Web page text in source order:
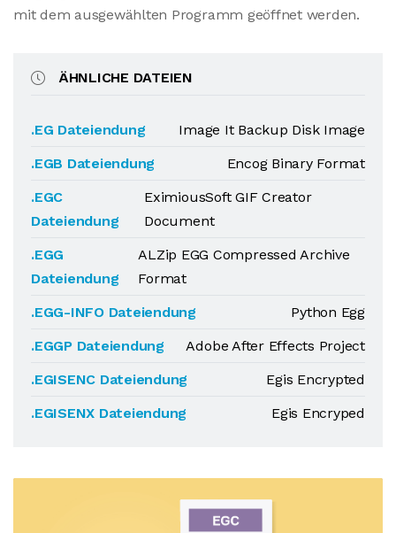
mit dem ausgewählten Programm geöffnet werden.
ÄHNLICHE DATEIEN
.EG Dateiendung
Image It Backup Disk Image
.EGB Dateiendung
Encog Binary Format
.EGC
Dateiendung
EximiousSoft GIF Creator
Document
.EGG
Dateiendung
ALZip EGG Compressed Archive
Format
.EGG-INFO Dateiendung
Python Egg
.EGGP Dateiendung
Adobe After Effects Project
.EGISENC Dateiendung
Egis Encrypted
.EGISENX Dateiendung
Egis Encryped